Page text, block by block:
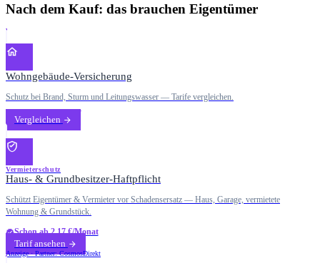
Nach dem Kauf: das brauchen Eigentümer
Wohngebäude-Versicherung
Schutz bei Brand, Sturm und Leitungswasser — Tarife vergleichen.
Vergleichen
Vermieterschutz
Haus- & Grundbesitzer-Haftpflicht
Schützt Eigentümer & Vermieter vor Schadensersatz — Haus, Garage, vermietete
Wohnung & Grundstück.
Schon ab 2,17 €/Monat
Tarif ansehen
Anzeige · Partner: CosmosDirekt